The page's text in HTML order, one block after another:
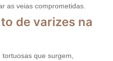
as veias comprometidas.
de varizes na
que surgem,